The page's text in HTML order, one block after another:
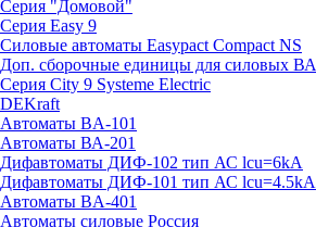
Серия "Домовой"
Серия Easy 9
Силовые автоматы Easypact Compact NS
Доп. сборочные единицы для силовых ВА
Серия City 9 Systeme Electric
DEKraft
Автоматы BA-101
Автоматы ВА-201
Дифавтоматы ДИФ-102 тип АС lcu=6kA
Дифавтоматы ДИФ-101 тип АС lcu=4.5kA
Автоматы BA-401
Автоматы силовые Россия